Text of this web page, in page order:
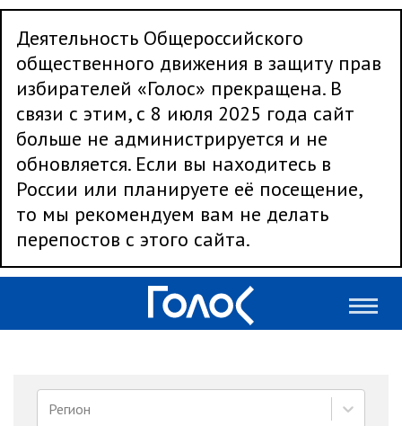
Деятельность Общероссийского
общественного движения в защиту прав
избирателей «Голос» прекращена. В
связи с этим, с 8 июля 2025 года сайт
больше не администрируется и не
обновляется. Если вы находитесь в
России или планируете её посещение,
то мы рекомендуем вам не делать
перепостов с этого сайта.
Регион